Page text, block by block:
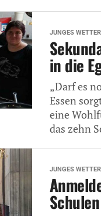
JUNGES WETTER
in die
„Darf es
Essen
eine
das zehn
JUNGES WETTER
Schulen